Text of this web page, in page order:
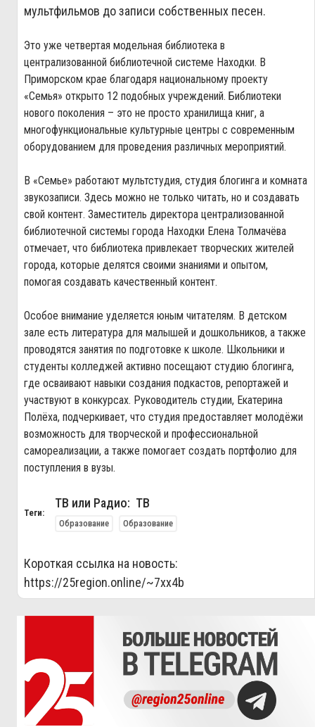
мультфильмов до записи собственных песен.
Это уже четвертая модельная библиотека в
централизованной библиотечной системе Находки. В
Приморском крае благодаря национальному проекту
«Семья» открыто 12 подобных учреждений. Библиотеки
нового поколения – это не просто хранилища книг, а
многофункциональные культурные центры с современным
оборудованием для проведения различных мероприятий.
В «Семье» работают мультстудия, студия блогинга и комната
звукозаписи. Здесь можно не только читать, но и создавать
свой контент. Заместитель директора централизованной
библиотечной системы города Находки Елена Толмачёва
отмечает, что библиотека привлекает творческих жителей
города, которые делятся своими знаниями и опытом,
помогая создавать качественный контент.
Особое внимание уделяется юным читателям. В детском
зале есть литература для малышей и дошкольников, а также
проводятся занятия по подготовке к школе. Школьники и
студенты колледжей активно посещают студию блогинга,
где осваивают навыки создания подкастов, репортажей и
участвуют в конкурсах. Руководитель студии, Екатерина
Полёха, подчеркивает, что студия предоставляет молодёжи
возможность для творческой и профессиональной
самореализации, а также помогает создать портфолио для
поступления в вузы.
Теги:
ТВ или Радио: ТВ
Образование Образование
Короткая ссылка на новость:
https://25region.online/~7xx4b